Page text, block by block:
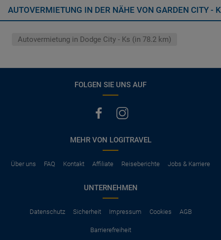
ausgeschlossen
Vollkasko Versicherung
Parkhäuser, Maut, Steuern, Strafzettel
AUTOVERMIETUNG IN DER NÄHE VON GARDEN CITY -
Autovermietung in Dodge City - Ks (in 78.2 km)
FOLGEN SIE UNS AUF
MEHR VON LOGITRAVEL
Über uns FAQ Kontakt Affiliate Reiseberichte Jobs & Karriere
UNTERNEHMEN
Datenschutz Sicherheit Impressum Cookies AGB
Barrierefreiheit